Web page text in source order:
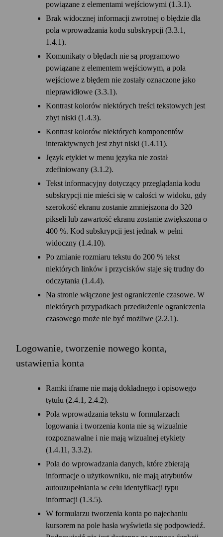
powiązane z elementami wejściowymi (1.3.1).
Brak widocznej informacji zwrotnej o błędzie dla
pola wprowadzania kodu subskrypcji (3.3.1,
1.4.1).
Komunikaty o błędach nie są programowo
powiązane z elementem wejściowym, a pola
wejściowe z błędem nie zostały oznaczone jako
nieprawidłowe (3.3.1).
Kontrast kolorów niektórych treści tekstowych jest
zbyt niski (1.4.3).
Kontrast kolorów niektórych komponentów
interaktywnych jest zbyt niski (1.4.11).
Język etykiet w menu języka nie został
zdefiniowany (3.1.2).
Tekst informacyjny dotyczący przeglądania kodu
subskrypcji nie mieści się w całości w widoku, gdy
szerokość ekranu zostanie zmniejszona do 320
pikseli lub zawartość ekranu zostanie zwiększona o
400 %. Kod subskrypcji jest jednak w pełni
widoczny (1.4.10).
Po zmianie rozmiaru tekstu do 200 % tekst
niektórych linków i przycisków staje się trudny do
odczytania (1.4.4).
Na stronie włączone jest ograniczenie czasowe. W
niektórych przypadkach przedłużenie ograniczenia
czasowego może nie być możliwe (2.2.1).
Logowanie, tworzenie nowego konta,
ustawienia konta
Ramki iframe nie mają dokładnego i opisowego
tytułu (2.4.1, 2.4.2).
Pola wprowadzania tekstu w formularzach
logowania i tworzenia konta nie są wizualnie
rozpoznawalne i nie mają wizualnej etykiety
(1.4.11, 3.3.2).
Pola do wprowadzania danych, które zbierają
informacje o użytkowniku, nie mają atrybutów
autouzupełniania w celu identyfikacji typu
informacji (1.3.5).
W formularzu tworzenia konta po najechaniu
kursorem na pole hasła wyświetla się podpowiedź.